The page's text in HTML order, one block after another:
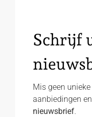
Schrijf
Mis geen
aanbiedingen
nieuwsbrief.